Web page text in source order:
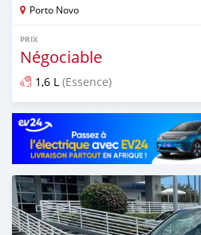
Porto Novo
PRIX
Négociable
1,6 L (Essence)
Publié il y a plus d'un an